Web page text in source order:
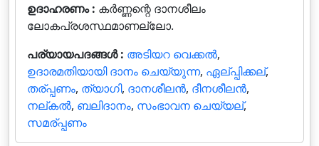
ഉദാഹരണം : കർണ്ണന്റെ ദാനശീലം
ലോകപ്രശസ്ഥമാണല്ലോ.
പര്യായപദങ്ങൾ : അടിയറ വെക്കല്‍,
ഉദാരമതിയായി ദാനം ചെയ്യുന്ന, ഏല്പ്പിക്കല്,
തര്പ്പണം, ത്യാഗി, ദാനശീലന്‍, ദീനശീലന്‍,
നല്കല്‍, ബലിദാനം, സംഭാവന ചെയ്യല്,
സമര്പ്പണം